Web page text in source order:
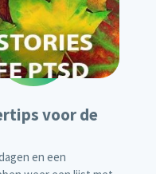
voor de
en een